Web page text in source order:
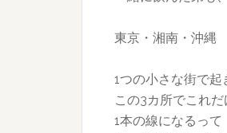
東京・湘南・沖縄
1つの小さな街で起
この3カ所でこれ
1本の線になるって